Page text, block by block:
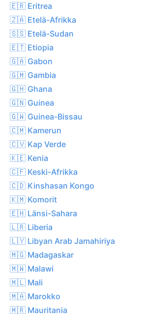
🇪🇷 Eritrea
🇿🇦 Etelä-Afrikka
🇸🇸 Etelä-Sudan
🇪🇹 Etiopia
🇬🇦 Gabon
🇬🇲 Gambia
🇬🇭 Ghana
🇬🇳 Guinea
🇬🇼 Guinea-Bissau
🇨🇲 Kamerun
🇨🇻 Kap Verde
🇰🇪 Kenia
🇨🇫 Keski-Afrikka
🇨🇩 Kinshasan Kongo
🇰🇲 Komorit
🇪🇭 Länsi-Sahara
🇱🇷 Liberia
🇱🇾 Libyan Arab Jamahiriya
🇲🇬 Madagaskar
🇲🇼 Malawi
🇲🇱 Mali
🇲🇦 Marokko
🇲🇷 Mauritania